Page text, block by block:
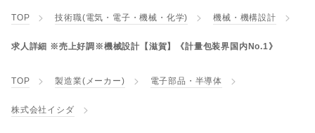
TOP 技術職(電気・電子・機械・化学) 機械・機構設計
求人詳細 ※売上好調※機械設計【滋賀】《計量包装界国内No.1》
TOP 製造業(メーカー) 電子部品・半導体
株式会社イシダ